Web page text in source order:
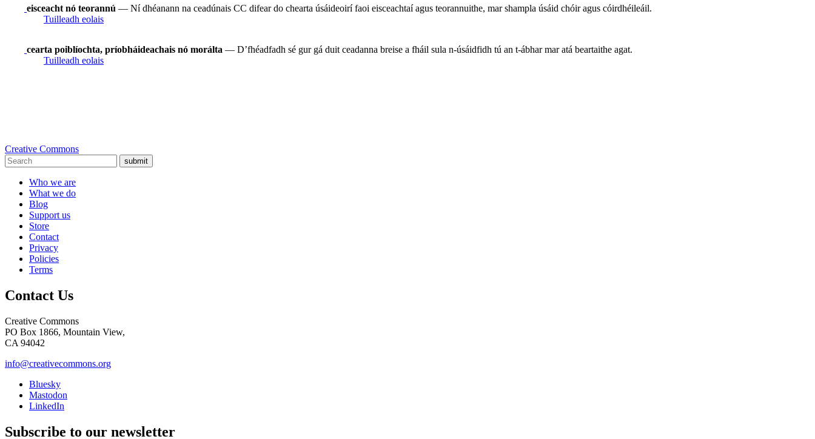
eisceacht nó teorannú — Ní dhéanann na ceadúnais CC difear do chearta úsáideoirí faoi eisceachtaí agus teorannuithe, mar shampla úsáid chóir agus cóirdhéileáil.
Tuilleadh eolais
cearta poiblíochta, príobháideachais nó morálta — D’fhéadfadh sé gur gá duit ceadanna breise a fháil sula n-úsáidfidh tú an t-ábhar mar atá beartaithe agat.
Tuilleadh eolais
Creative Commons
submit
Who we are
What we do
Blog
Support us
Store
Contact
Privacy
Policies
Terms
Contact Us
Creative Commons
PO Box 1866, Mountain View,
CA 94042
info@creativecommons.org
Bluesky
Mastodon
LinkedIn
Subscribe to our newsletter